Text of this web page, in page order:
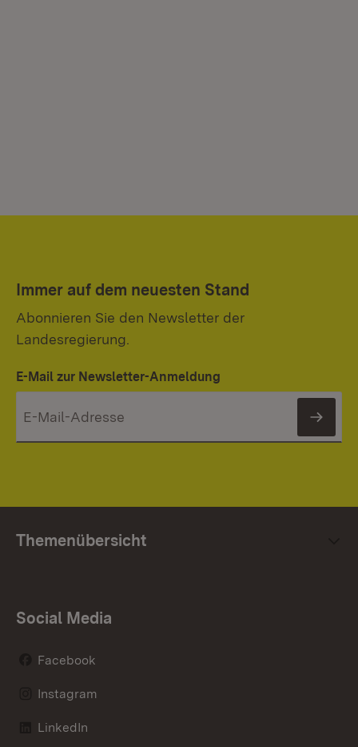
Immer auf dem neuesten Stand
Abonnieren Sie den Newsletter der
Landesregierung.
E-Mail zur Newsletter-Anmeldung
Themenübersicht
Social Media
Facebook
Instagram
LinkedIn